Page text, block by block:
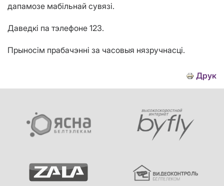
дапамозе мабільнай сувязі.
Даведкі па тэлефоне 123.
Прыносім прабачэнні за часовыя нязручнасці.
Друк